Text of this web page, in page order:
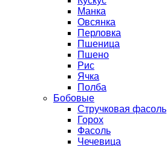
Манка
Овсянка
Перловка
Пшеница
Пшено
Рис
Ячка
Полба
Бобовые
Стручковая фасоль
Горох
Фасоль
Чечевица